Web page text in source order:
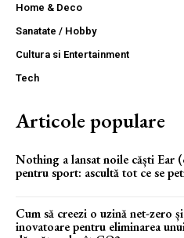
Home & Deco
Sanatate / Hobby
Cultura si Entertainment
Tech
Articole populare
Nothing a lansat noile căști Ear
pentru sport: ascultă tot ce se
Cum să creezi o uzină net-zero
inovatoare pentru eliminarea